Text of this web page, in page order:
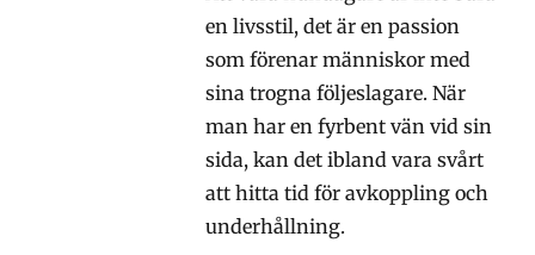
en livsstil, det är en passion
som förenar människor med
sina trogna följeslagare. När
man har en fyrbent vän vid sin
sida, kan det ibland vara svårt
att hitta tid för avkoppling och
underhållning.